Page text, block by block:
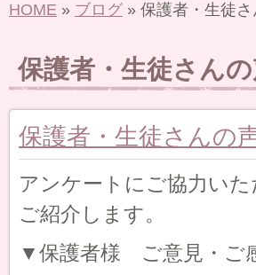
HOME » ブログ » 保護者・生徒
保護者・生徒さん
保護者・生徒さんの
アンケートにご協力い
ご紹介します。
▼保護者様 ご意見・ご